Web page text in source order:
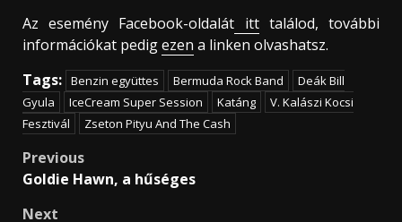
Az esemény Facebook-oldalát itttalálod, további
információkat pedigezen a linken olvashatsz.
Tags: Benzin együttes Bermuda Rock Band
Deák Bill
Gyula
IceCream Super Session Katáng
V. Kalászi Kocsi
Fesztivál
Zseton Pityu And The Cash
Post
Previous
Goldie Hawn, a hűséges
Next